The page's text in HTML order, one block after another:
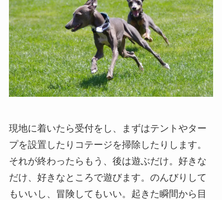
現地に着いたら受付をし、まずはテントやター
プを設置したりコテージを掃除したりします。
それが終わったらもう、後は遊ぶだけ。好きな
だけ、好きなところで遊びます。のんびりして
もいいし、冒険してもいい。起きた瞬間から目